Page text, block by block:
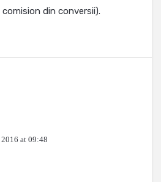
din conversii).
at 09:48